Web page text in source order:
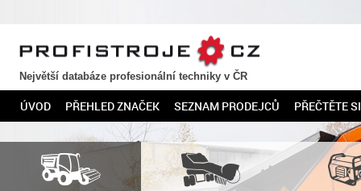
PROFISTROJE.CZ
Největší databáze profesionální techniky v ČR
ÚVOD PŘEHLED ZNAČEK SEZNAM PRODEJCŮ PŘEČTĚTE SI